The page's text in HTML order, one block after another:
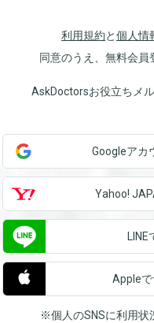
利用規約と個人情
同意のうえ、無料会員
AskDoctorsお役立ちメ
ことができます。登録す
す。登録すると回答を閲
と回答を閲覧することが
することができます。登
きます。
Googleアカ
Yahoo!
Apple
※個人のSNSに利用状